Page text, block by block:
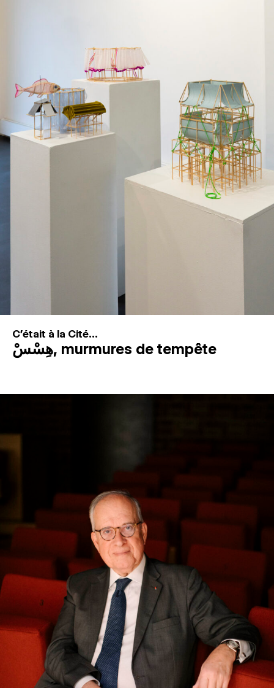
C'était à la Cité...
هِسْسْ, murmures de tempête